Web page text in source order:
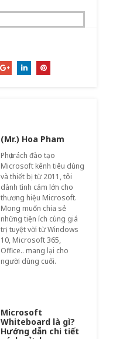
(Mr.) Hoa Pham
Phụ trách đào tạo
Microsoft kênh tiêu dùng
và thiết bị từ 2011, tôi
dành tình cảm lớn cho
thương hiệu Microsoft.
Mong muốn chia sẻ
những tiện ích cùng giá
trị tuyệt vời từ Windows
10, Microsoft 365,
Office.. mang lại cho
người dùng cuối.
Microsoft
Whiteboard là gì?
Hướng dẫn chi tiết